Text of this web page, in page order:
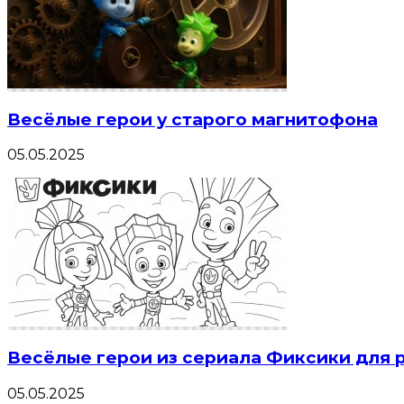
Весёлые герои у старого магнитофона
05.05.2025
Весёлые герои из сериала Фиксики для
05.05.2025